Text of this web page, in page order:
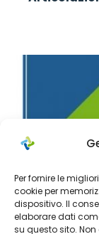
Per fornire le
cookie per
dispositivo. Il
elaborare dati
su questo sito.